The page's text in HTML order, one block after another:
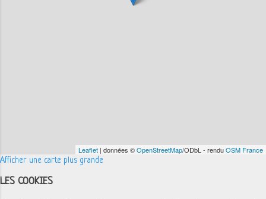
Leaflet | données ©OpenStreetMap/ODbL - renduOSM France
Afficher une carte plus grande
LES COOKIES